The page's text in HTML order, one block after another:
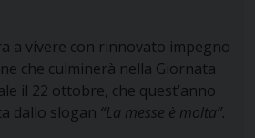
a vivere con rinnovato impegno
che culminerà nella Giornata
il 22 ottobre, che quest’anno
dallo slogan “La messe è molta”.